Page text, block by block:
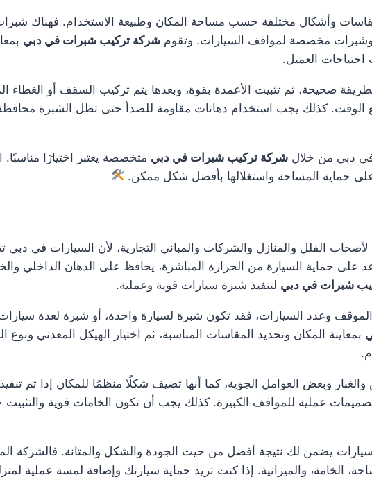
وأشكال مختلفة حسب مساحة المكان وطبيعة الاستخدام. فهناك
وشبرات مخصصة لمواقف السيارات. وتقوم شركة تركيب شبرات في دبي
احتياجات العميل.
صحيحة، ثم تثبيت الأعمدة بقوة، وبعدها يتم تركيب السقف أو الغطاء
الوقت. كذلك يجب استخدام دهانات مقاومة للصدأ حتى تظل الشبرة
دبي من خلال شركة تركيب شبرات في دبي متخصصة يعتبر اختيارًا
على حماية المساحة واستغلالها بأفضل شكل ممكن.
الفلل والمنازل والشركات والمباني التجارية، لأن السيارات في
حماية السيارة من الحرارة المباشرة، يحافظ على الدهان الداخلي
شبرات في دبي لتنفيذ شبرة سيارات قوية وعملية.
وعدد السيارات، فقد تكون شبرة لسيارة واحدة، أو شبرة لعدة
بمعاينة المكان وتحديد المقاسات المناسبة، ثم اختيار الهيكل المعدني ونوع
وبعض العوامل الجوية، كما أنها تضيف شكلًا منظمًا للمكان إذا تم
عملية للمواقف الكبيرة. كذلك يجب أن تكون الخامات قوية والتثبيت
يضمن لك نتيجة أفضل من حيث الجودة والشكل والمتانة. فالشركة
الخامة، والميزانية. إذا كنت تريد حماية سيارتك وإضافة لمسة عملية